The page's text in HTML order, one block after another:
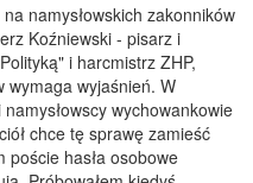
namysłowskich zakonników
Koźniewski - pisarz i
i harcmistrz ZHP,
wymaga wyjaśnień. W
wychowankowie
chce tę sprawę zamieść
poście hasła osobowe